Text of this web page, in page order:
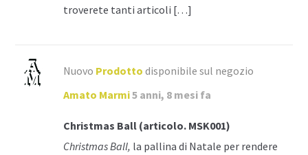
troverete tanti articoli […]
Nuovo Prodotto disponibile sul negozio
Amato Marmi5 anni, 8 mesi fa
Christmas Ball (articolo. MSK001)
Christmas Ball, la pallina di Natale per rendere